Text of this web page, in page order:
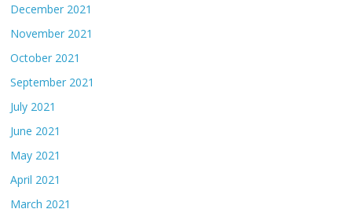
December 2021
November 2021
October 2021
September 2021
July 2021
June 2021
May 2021
April 2021
March 2021